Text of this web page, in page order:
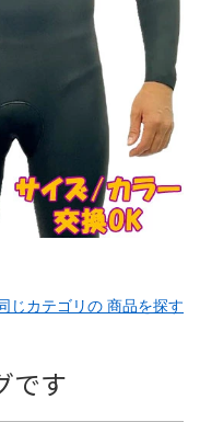
じカテゴリの 商品を探す
です